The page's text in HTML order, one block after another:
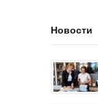
Новости